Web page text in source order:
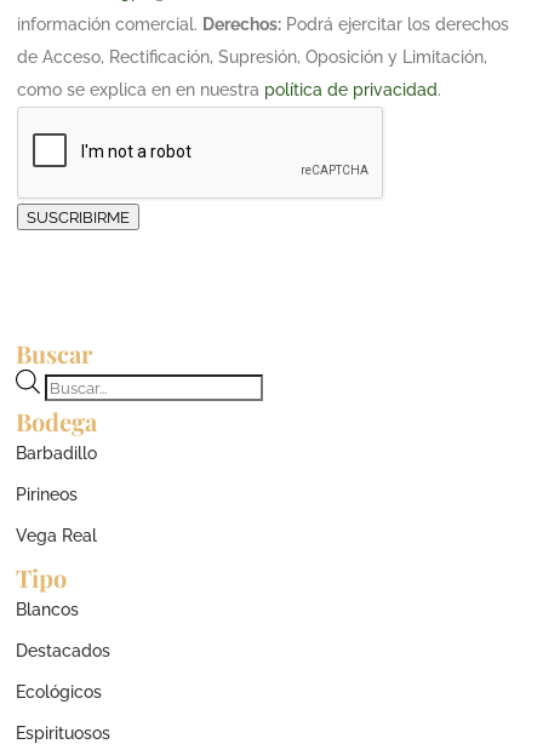
información comercial. Derechos: Podrá ejercitar los derechos
de Acceso, Rectificación, Supresión, Oposición y Limitación,
como se explica en en nuestra política de privacidad.
SUSCRIBIRME
Buscar
Búsqueda
de
productos
Bodega
Barbadillo
Pirineos
Vega Real
Tipo
Blancos
Destacados
Ecológicos
Espirituosos